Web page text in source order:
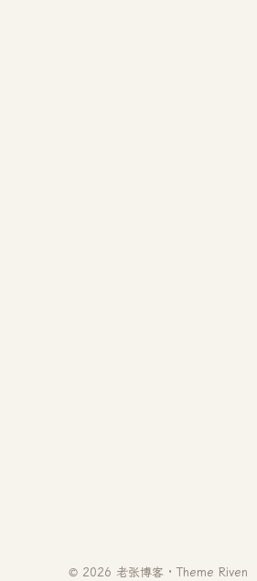
© 2026 老张博客 · Theme Riven